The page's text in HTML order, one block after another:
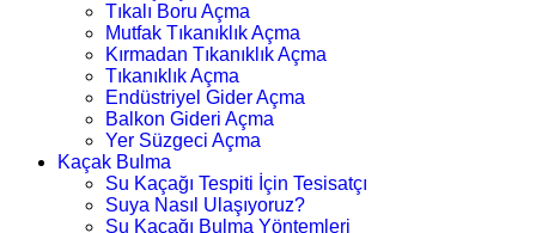
Tıkalı Boru Açma
Mutfak Tıkanıklık Açma
Kırmadan Tıkanıklık Açma
Tıkanıklık Açma
Endüstriyel Gider Açma
Balkon Gideri Açma
Yer Süzgeci Açma
Kaçak Bulma
Su Kaçağı Tespiti İçin Tesisatçı
Suya Nasıl Ulaşıyoruz?
Su Kaçağı Bulma Yöntemleri